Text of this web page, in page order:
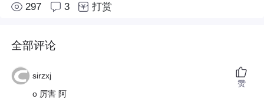
297 3 打赏
全部评论
sirzxj
o 厉害 阿
赞